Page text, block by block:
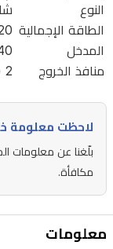
الموثوق
يجعلاه
الهواتف
الذكية
والأجهزة
اللوحية
متوافق
النوع
الطاقة الإجمالية 20
المدخل
100-
منافذ الخروج
2 (يو إس بي-سي و يو إس بي-أ)
لاحظت معلومة
بلّغنا عن معلومات
مكافأة.
معلومات